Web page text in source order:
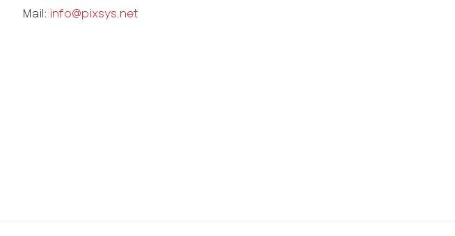
Mail: info@pixsys.net